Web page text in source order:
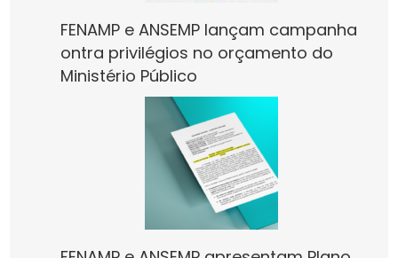
FENAMP e ANSEMP lançam campanha
ontra privilégios no orçamento do
Ministério Público